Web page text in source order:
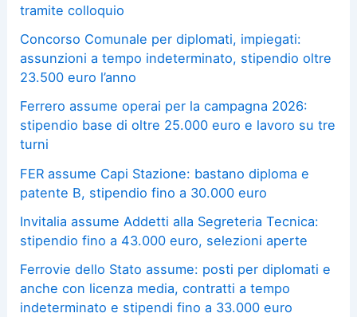
tramite colloquio
Concorso Comunale per diplomati, impiegati:
assunzioni a tempo indeterminato, stipendio oltre
23.500 euro l’anno
Ferrero assume operai per la campagna 2026:
stipendio base di oltre 25.000 euro e lavoro su tre
turni
FER assume Capi Stazione: bastano diploma e
patente B, stipendio fino a 30.000 euro
Invitalia assume Addetti alla Segreteria Tecnica:
stipendio fino a 43.000 euro, selezioni aperte
Ferrovie dello Stato assume: posti per diplomati e
anche con licenza media, contratti a tempo
indeterminato e stipendi fino a 33.000 euro